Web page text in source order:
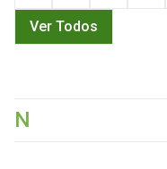
Ver Todos
N